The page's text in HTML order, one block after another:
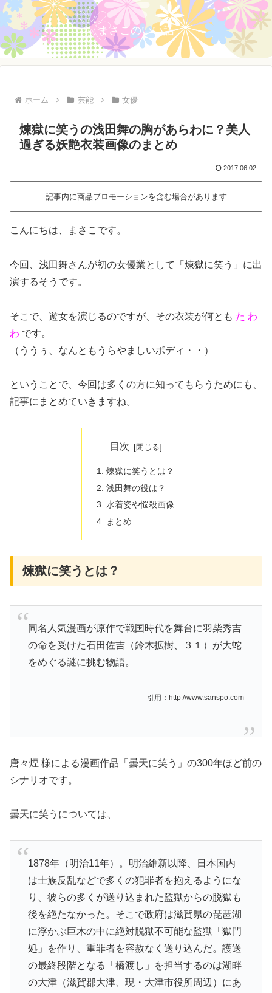
まさこのいい話
ホーム 芸能 女優
煉獄に笑うの浅田舞の胸があらわに？美人
過ぎる妖艶衣装画像のまとめ
2017.06.02
記事内に商品プロモーションを含む場合があります
こんにちは、まさこです。
今回、浅田舞さんが初の女優業として「煉獄に笑う」に出
演するそうです。
そこで、遊女を演じるのですが、その衣装が何とも た わ
わ です。
（ううぅ、なんともうらやましいボディ・・）
ということで、今回は多くの方に知ってもらうためにも、
記事にまとめていきますね。
目次
煉獄に笑うとは？
浅田舞の役は？
水着姿や悩殺画像
まとめ
煉獄に笑うとは？
同名人気漫画が原作で戦国時代を舞台に羽柴秀吉
の命を受けた石田佐吉（鈴木拡樹、３１）が大蛇
をめぐる謎に挑む物語。
引用：http://www.sanspo.com
唐々煙 様による漫画作品「曇天に笑う」の300年ほど前の
シナリオです。
曇天に笑うについては、
1878年（明治11年）。明治維新以降、日本国内
は士族反乱などで多くの犯罪者を抱えるようにな
り、彼らの多くが送り込まれた監獄からの脱獄も
後を絶たなかった。そこで政府は滋賀県の琵琶湖
に浮かぶ巨木の中に絶対脱獄不可能な監獄「獄門
処」を作り、重罪者を容赦なく送り込んだ。護送
の最終段階となる「橋渡し」を担当するのは湖畔
の大津（滋賀郡大津、現・大津市役所周辺）にあ